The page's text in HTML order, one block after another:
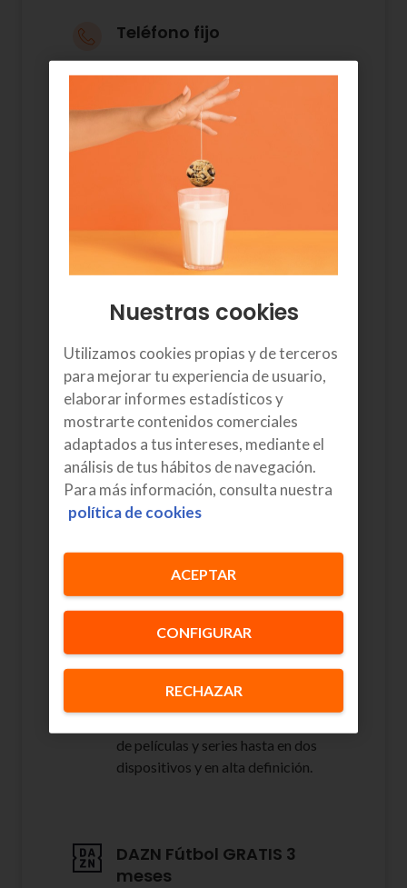
Teléfono fijo
4.000 minutos a fijos nacionales.
2 líneas de móvil con GB
ilimitados
Gigas y más gigas a máxima
velocidad, sin preocuparte de lo
que gastes cada día, de pasarte de
tu plan de datos. Con los GB
ilimitados de Euskaltel lo tienes
Fan TV con 4K y Android
TV
Más de 80 canales con las mejores
series, pelis y realities para todos
anuncios
suscripción de Netflix con
de películas y series hasta en dos
dispositivos y en alta definición.
DAZN Fútbol GRATIS 3
meses
Nuestras cookies
Utilizamos cookies propias y de terceros
para mejorar tu experiencia de usuario,
elaborar informes estadísticos y
mostrarte contenidos comerciales
adaptados a tus intereses, mediante el
análisis de tus hábitos de navegación.
Para más información, consulta nuestra
política de cookies
CONFIGURAR
RECHAZAR
ACEPTAR